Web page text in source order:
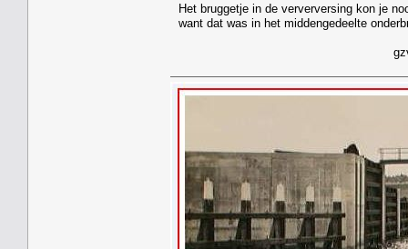
Het bruggetje in de ververversing kon je
want dat was in het middengedeelte